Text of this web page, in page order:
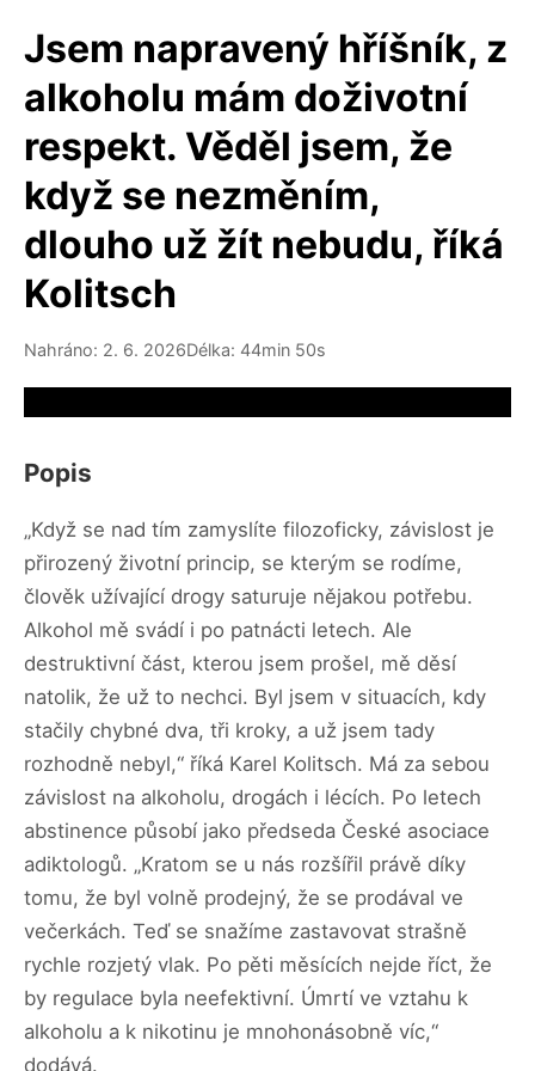
Jsem napravený hříšník, z
alkoholu mám doživotní
respekt. Věděl jsem, že
když se nezměním,
dlouho už žít nebudu, říká
Kolitsch
Nahráno: 2. 6. 2026Délka: 44min 50s
Popis
„Když se nad tím zamyslíte filozoficky, závislost je
přirozený životní princip, se kterým se rodíme,
člověk užívající drogy saturuje nějakou potřebu.
Alkohol mě svádí i po patnácti letech. Ale
destruktivní část, kterou jsem prošel, mě děsí
natolik, že už to nechci. Byl jsem v situacích, kdy
stačily chybné dva, tři kroky, a už jsem tady
rozhodně nebyl,“ říká Karel Kolitsch. Má za sebou
závislost na alkoholu, drogách i lécích. Po letech
abstinence působí jako předseda České asociace
adiktologů. „Kratom se u nás rozšířil právě díky
tomu, že byl volně prodejný, že se prodával ve
večerkách. Teď se snažíme zastavovat strašně
rychle rozjetý vlak. Po pěti měsících nejde říct, že
by regulace byla neefektivní. Úmrtí ve vztahu k
alkoholu a k nikotinu je mnohonásobně víc,“
dodává.